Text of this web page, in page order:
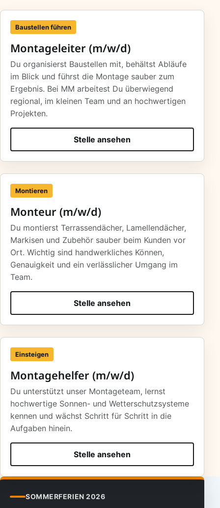
Baustellen führen
Montageleiter (m/w/d)
Du organisierst Baustellen mit, behältst Abläufe
im Blick und führst die Montage sauber zum
Ergebnis. Bei MM arbeitest Du überwiegend
regional, im kleinen Team und an hochwertigen
Projekten.
Stelle ansehen
Montieren
Monteur (m/w/d)
Du montierst Terrassendächer, Lamellendächer,
Markisen und Zubehör sauber beim Kunden vor
Ort. Wichtig sind handwerkliches Können,
Genauigkeit und ein verlässlicher Umgang im
Team.
Stelle ansehen
Einsteigen
Montagehelfer (m/w/d)
Du unterstützt unser Montageteam, lernst
hochwertige Sonnen- und Wetterschutzsysteme
kennen und wächst Schritt für Schritt in die
Aufgaben hinein.
Stelle ansehen
SOMMERFERIEN 2026